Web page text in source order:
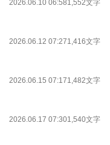
2026.06.10 06:581,552文字
2026.06.12 07:271,416文字
2026.06.15 07:171,482文字
2026.06.17 07:301,540文字